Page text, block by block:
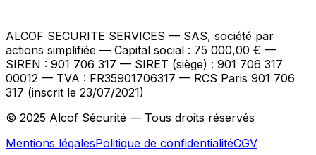
ALCOF SECURITE SERVICES — SAS, société par
actions simplifiée — Capital social : 75 000,00 € —
SIREN : 901 706 317 — SIRET (siège) : 901 706 317
00012 — TVA : FR35901706317 — RCS Paris 901 706
317 (inscrit le 23/07/2021)
© 2025 Alcof Sécurité — Tous droits réservés
Mentions légalesPolitique de confidentialitéCGV